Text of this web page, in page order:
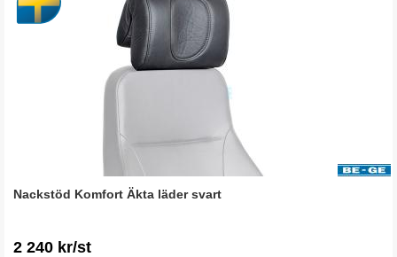
Nackstöd Komfort Äkta läder svart
2 240 kr/st